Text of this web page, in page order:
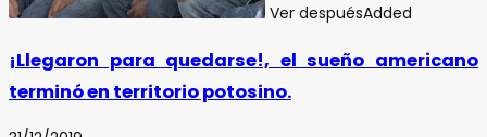
Ver despuésAdded
¡Llegaron para quedarse!, el sueño americano
terminó en territorio potosino.